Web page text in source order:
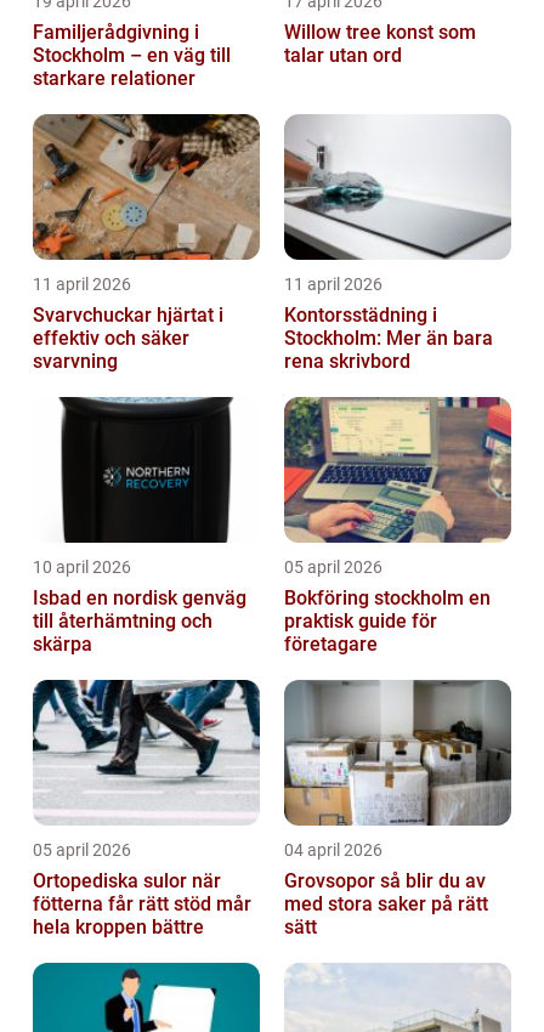
Familjerådgivning i
Stockholm – en väg till
starkare relationer
Willow tree konst som
talar utan ord
11 april 2026
Svarvchuckar hjärtat i
effektiv och säker
svarvning
11 april 2026
Kontorsstädning i
Stockholm: Mer än bara
rena skrivbord
10 april 2026
Isbad en nordisk genväg
till återhämtning och
skärpa
05 april 2026
Bokföring stockholm en
praktisk guide för
företagare
05 april 2026
Ortopediska sulor när
fötterna får rätt stöd mår
hela kroppen bättre
04 april 2026
Grovsopor så blir du av
med stora saker på rätt
sätt